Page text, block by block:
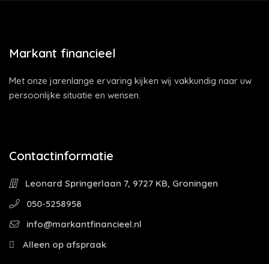
Markant financieel
Met onze jarenlange ervaring kijken wij vakkundig naar uw
persoonlijke situatie en wensen.
Contactinformatie
Leonard Springerlaan 7, 9727 KB, Groningen
050-5258958
info@markantfinancieel.nl
Alleen op afspraak